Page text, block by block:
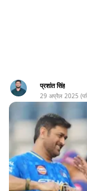
प्रशांत सिंह
29 अप्रैल 2025